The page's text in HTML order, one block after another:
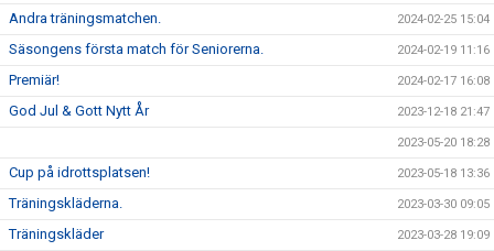
Andra träningsmatchen. 2024-02-25 15:04
Säsongens första match för Seniorerna. 2024-02-19 11:16
Premiär! 2024-02-17 16:08
God Jul & Gott Nytt År 2023-12-18 21:47
2023-05-20 18:28
Cup på idrottsplatsen! 2023-05-18 13:36
Träningskläderna. 2023-03-30 09:05
Träningskläder 2023-03-28 19:09